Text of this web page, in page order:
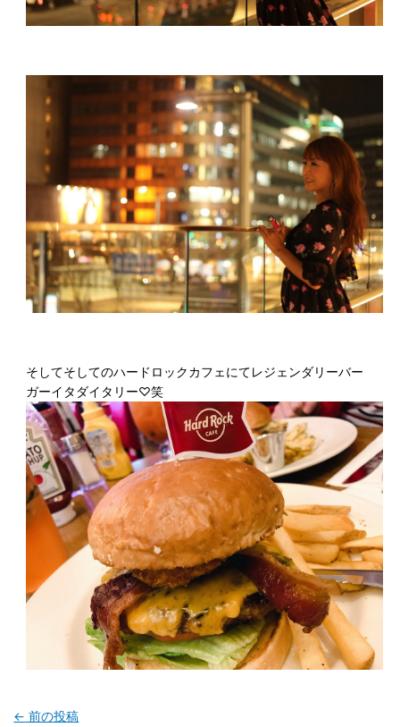
そしてそしてのハードロックカフェにてレジェンダリーバー
ガーイタダイタリー♡笑
← 前の投稿